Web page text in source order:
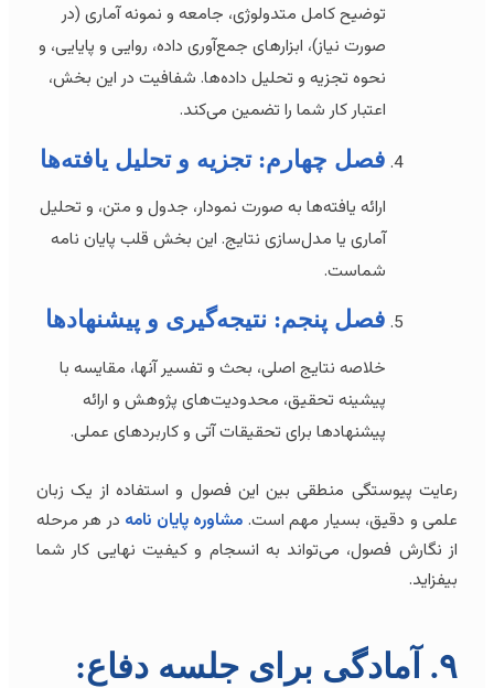
توضیح کامل متدولوژی، جامعه و نمونه آماری (در
صورت نیاز)، ابزارهای جمع‌آوری داده، روایی و پایایی، و
نحوه تجزیه و تحلیل داده‌ها. شفافیت در این بخش،
اعتبار کار شما را تضمین می‌کند.
فصل چهارم: تجزیه و تحلیل یافته‌ها
ارائه یافته‌ها به صورت نمودار، جدول و متن، و تحلیل
آماری یا مدل‌سازی نتایج. این بخش قلب پایان نامه
شماست.
فصل پنجم: نتیجه‌گیری و پیشنهادها
خلاصه نتایج اصلی، بحث و تفسیر آنها، مقایسه با
پیشینه تحقیق، محدودیت‌های پژوهش و ارائه
پیشنهادها برای تحقیقات آتی و کاربردهای عملی.
رعایت پیوستگی منطقی بین این فصول و استفاده از یک زبان
علمی و دقیق، بسیار مهم است.مشاوره پایان نامهدر هر مرحله
از نگارش فصول، می‌تواند به انسجام و کیفیت نهایی کار شما
بیفزاید.
۹. آمادگی برای جلسه دفاع: